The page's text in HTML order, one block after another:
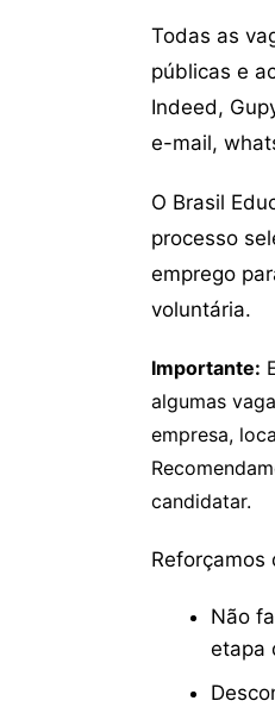
Todas as
públicas e
Indeed,
e-mail,
O Brasil
processo
emprego
voluntária.
Importante:
algumas
empresa,
candidatar.
Reforçamos
Não
etapa